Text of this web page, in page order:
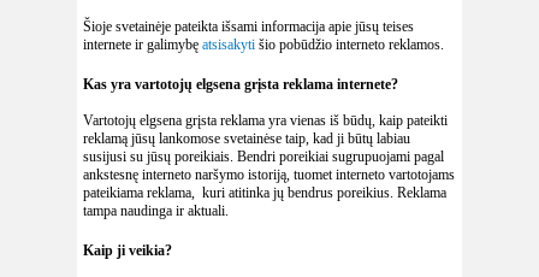
Šioje svetainėje pateikta išsami informacija apie jūsų teises
internete ir galimybę atsisakyti šio pobūdžio interneto reklamos.
Kas yra vartotojų elgsena grįsta reklama internete?
Vartotojų elgsena grįsta reklama yra vienas iš būdų, kaip pateikti
reklamą jūsų lankomose svetainėse taip, kad ji būtų labiau
susijusi su jūsų poreikiais. Bendri poreikiai sugrupuojami pagal
ankstesnę interneto naršymo istoriją, tuomet interneto vartotojams
pateikiama reklama, kuri atitinka jų bendrus poreikius. Reklama
tampa naudinga ir aktuali.
Kaip ji veikia?